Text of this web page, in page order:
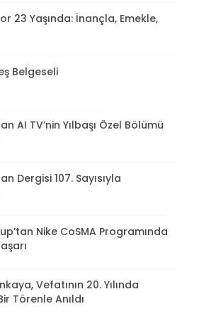
23 Yaşında: İnançla, Emekle,
Belgeseli
AI TV’nin Yılbaşı Özel Bölümü
Dergisi 107. Sayısıyla
Nike CoSMA Programında
Vefatının 20. Yılında
Törenle Anıldı